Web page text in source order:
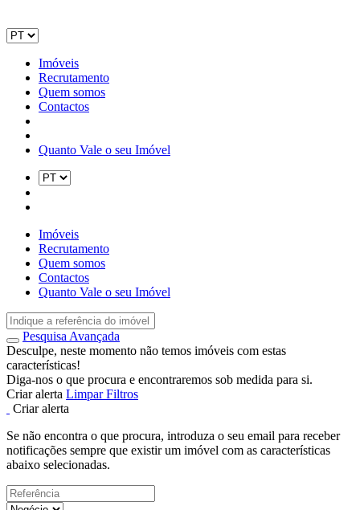
Imóveis
Recrutamento
Quem somos
Contactos
Quanto Vale o seu Imóvel
Imóveis
Recrutamento
Quem somos
Contactos
Quanto Vale o seu Imóvel
Pesquisa Avançada
Desculpe, neste momento não temos imóveis com estas
características!
Diga-nos o que procura e encontraremos sob medida para si.
Criar alerta Limpar Filtros
Criar alerta
Se não encontra o que procura, introduza o seu email para receber
notificações sempre que existir um imóvel com as características
abaixo selecionadas.